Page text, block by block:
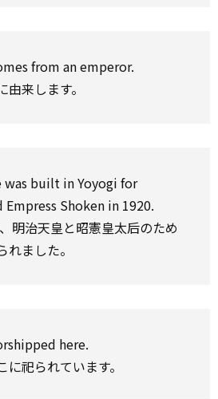
from an emperor.
来します。
was built in Yoyogi for
Shoken in 1920.
明治天皇と昭憲皇太后のため
ました。
here.
に祀られています。